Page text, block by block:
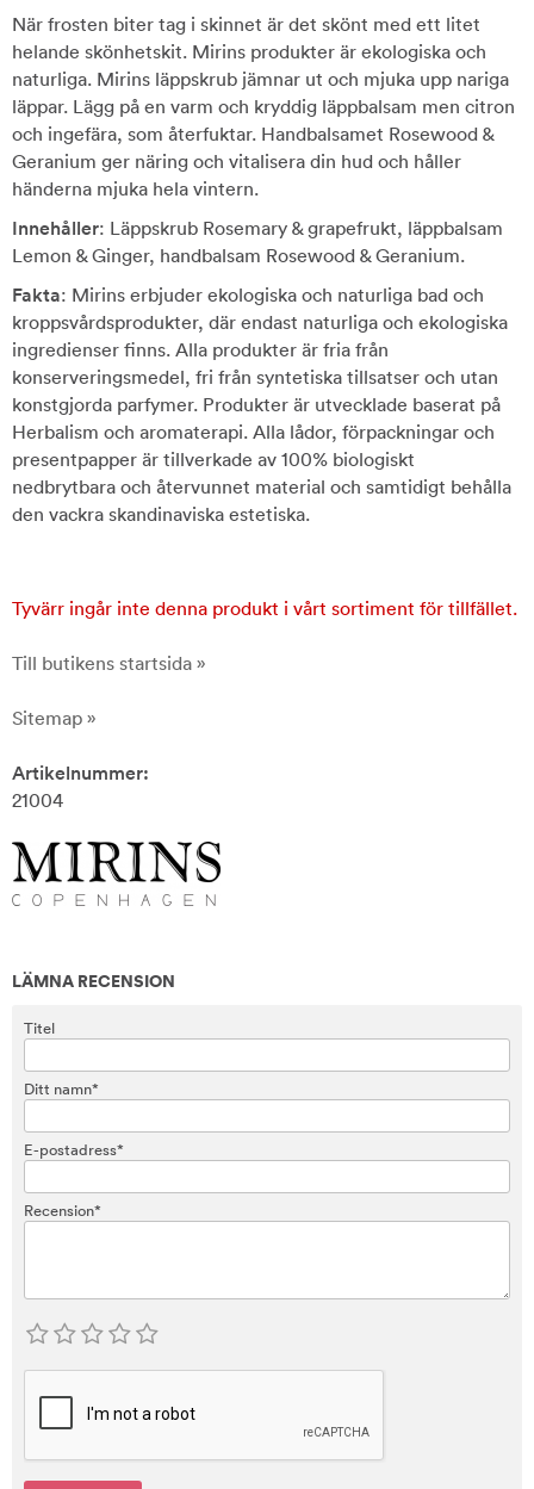
När frosten biter tag i skinnet är det skönt med ett litet
helande skönhetskit. Mirins produkter är ekologiska och
naturliga. Mirins läppskrub jämnar ut och mjuka upp nariga
läppar. Lägg på en varm och kryddig läppbalsam men citron
och ingefära, som återfuktar. Handbalsamet Rosewood &
Geranium ger näring och vitalisera din hud och håller
händerna mjuka hela vintern.
Innehåller: Läppskrub Rosemary & grapefrukt, läppbalsam
Lemon & Ginger, handbalsam Rosewood & Geranium.
Fakta: Mirins erbjuder ekologiska och naturliga bad och
kroppsvårdsprodukter, där endast naturliga och ekologiska
ingredienser finns. Alla produkter är fria från
konserveringsmedel, fri från syntetiska tillsatser och utan
konstgjorda parfymer. Produkter är utvecklade baserat på
Herbalism och aromaterapi. Alla lådor, förpackningar och
presentpapper är tillverkade av 100% biologiskt
nedbrytbara och återvunnet material och samtidigt behålla
den vackra skandinaviska estetiska.
Tyvärr ingår inte denna produkt i vårt sortiment för tillfället.
Till butikens startsida »
Sitemap »
Artikelnummer:
21004
LÄMNA RECENSION
Titel
Ditt namn*
E-postadress*
Recension*